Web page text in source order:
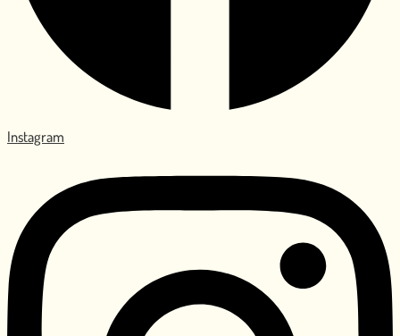
Instagram